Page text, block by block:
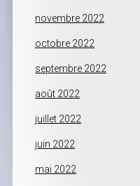
novembre 2022
octobre 2022
septembre 2022
août 2022
juillet 2022
juin 2022
mai 2022